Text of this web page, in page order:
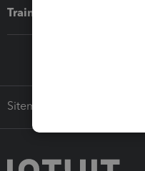
Training & support
Sitemap